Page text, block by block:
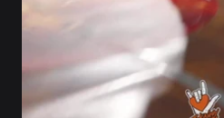
Финалист all styles (crew vs
FEST BATTLE 2024, Санкт-